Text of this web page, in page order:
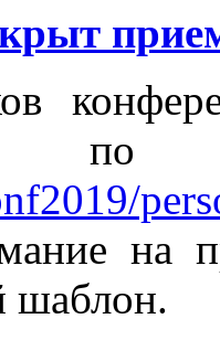
на
шаблон.